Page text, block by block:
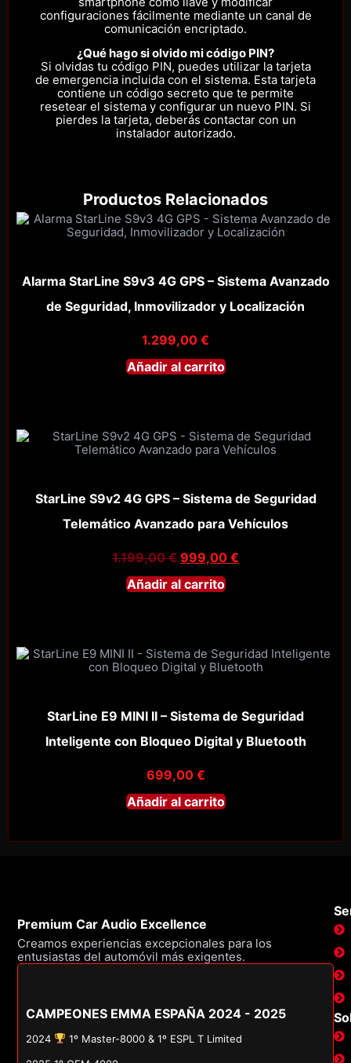
configuraciones fácilmente mediante un canal de
comunicación encriptado.
¿Qué hago si olvido mi código PIN?
Si olvidas tu código PIN, puedes utilizar la tarjeta
de emergencia incluida con el sistema. Esta tarjeta
contiene un código secreto que te permite
resetear el sistema y configurar un nuevo PIN. Si
pierdes la tarjeta, deberás contactar con un
instalador autorizado.
Productos Relacionados
Alarma StarLine S9v3 4G GPS – Sistema Avanzado
de Seguridad, Inmovilizador y Localización
1.299,00 €
Añadir al carrito
StarLine S9v2 4G GPS – Sistema de Seguridad
Telemático Avanzado para Vehículos
1.199,00€ 999,00 €
Añadir al carrito
StarLine E9 MINI II – Sistema de Seguridad
Inteligente con Bloqueo Digital y Bluetooth
699,00 €
Añadir al carrito
Premium Car Audio Excellence
Creamos experiencias excepcionales para los
entusiastas del automóvil más exigentes.
CAMPEONES EMMA ESPAÑA 2024 - 2025
2024
1º Master-8000 & 1º ESPL T Limited